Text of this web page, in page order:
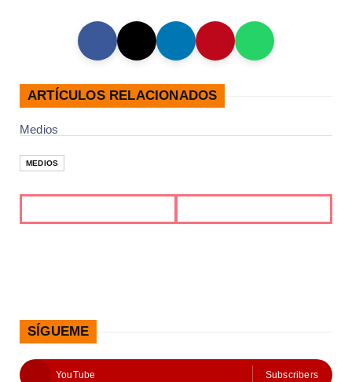
ARTÍCULOS RELACIONADOS
Medios
MEDIOS
SÍGUEME
YouTube Subscribers